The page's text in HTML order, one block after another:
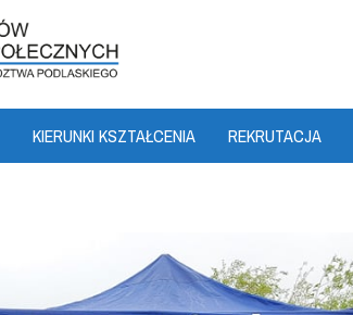
KIERUNKI KSZTAŁCENIA REKRUTACJA